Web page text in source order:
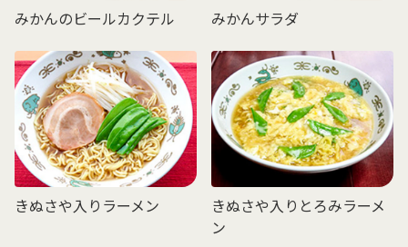
みかんのビールカクテル みかんサラダ
きぬさや入りラーメン
きぬさや入りとろみラーメ
ン